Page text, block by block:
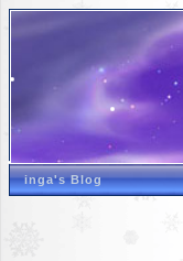
inga's Blog